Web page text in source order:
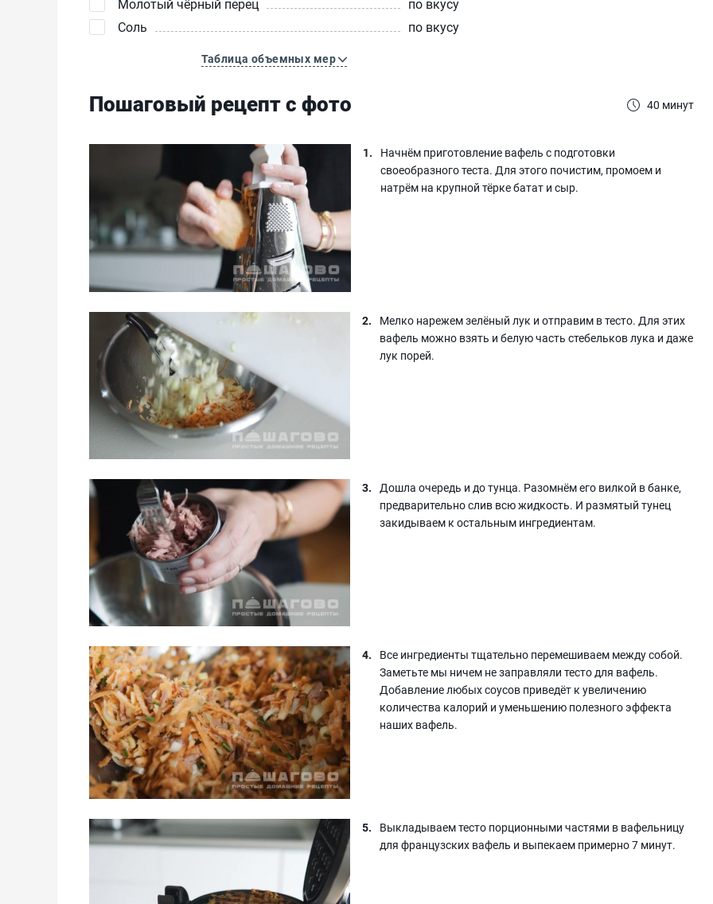
Молотый чёрный перец
по вкусу
Соль
по вкусу
Таблица объемных мер
Пошаговый рецепт с фото 40 минут
Начнём приготовление вафель с подготовки
своеобразного теста. Для этого почистим, промоем и
натрём на крупной тёрке батат и сыр.
Мелко нарежем зелёный лук и отправим в тесто. Для этих
вафель можно взять и белую часть стебельков лука и даже
лук порей.
Дошла очередь и до тунца. Разомнём его вилкой в банке,
предварительно слив всю жидкость. И размятый тунец
закидываем к остальным ингредиентам.
Все ингредиенты тщательно перемешиваем между собой.
Заметьте мы ничем не заправляли тесто для вафель.
Добавление любых соусов приведёт к увеличению
количества калорий и уменьшению полезного эффекта
наших вафель.
Выкладываем тесто порционными частями в вафельницу
для французских вафель и выпекаем примерно 7 минут.